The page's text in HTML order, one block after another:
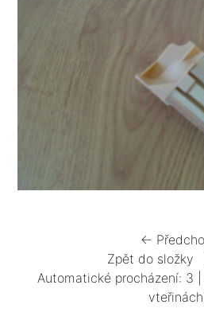
←
Zpět do složky
Automatické procházení: 3